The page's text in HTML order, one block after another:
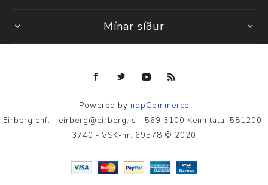
Mínar síður
Powered by nopCommerce
Eirberg ehf. - eirberg@eirberg.is - 569 3100 Kennitala: 581200-
3740 - VSK-nr: 69578 © 2020